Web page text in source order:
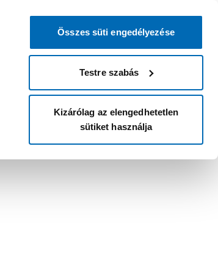
Összes süti engedélyezése
Testre szabás
Kizárólag az elengedhetetlen
sütiket használja